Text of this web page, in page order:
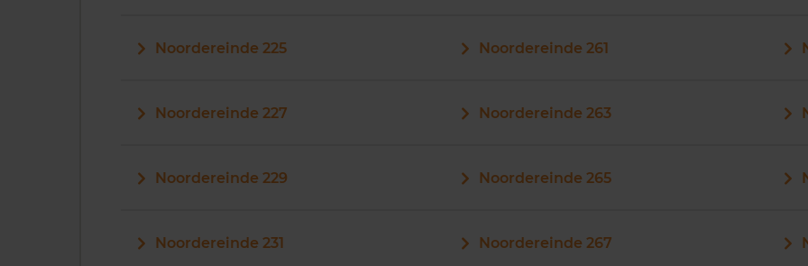
Noordereinde 225
Noordereinde 227
Noordereinde 229
Noordereinde 231
Noordereinde 261
Noordereinde 263
Noordereinde 265
Noordereinde 267